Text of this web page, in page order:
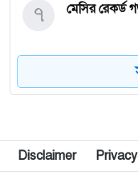
মেসির রেকর্ড
৭
২০৩০
তরুণ
সভাপতি
৯
Disclaimer Privacy